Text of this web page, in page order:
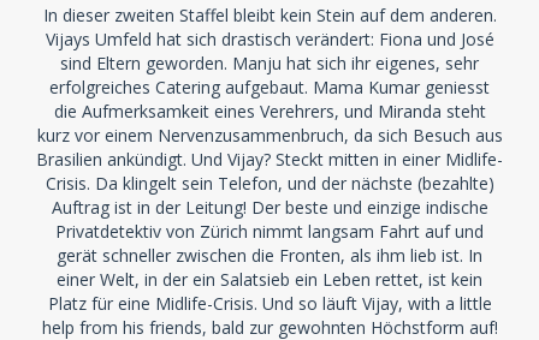
In dieser zweiten Staffel bleibt kein Stein auf dem anderen.
Vijays Umfeld hat sich drastisch verändert: Fiona und José
sind Eltern geworden. Manju hat sich ihr eigenes, sehr
erfolgreiches Catering aufgebaut. Mama Kumar geniesst
die Aufmerksamkeit eines Verehrers, und Miranda steht
kurz vor einem Nervenzusammenbruch, da sich Besuch aus
Brasilien ankündigt. Und Vijay? Steckt mitten in einer Midlife-
Crisis. Da klingelt sein Telefon, und der nächste (bezahlte)
Auftrag ist in der Leitung! Der beste und einzige indische
Privatdetektiv von Zürich nimmt langsam Fahrt auf und
gerät schneller zwischen die Fronten, als ihm lieb ist. In
einer Welt, in der ein Salatsieb ein Leben rettet, ist kein
Platz für eine Midlife-Crisis. Und so läuft Vijay, with a little
help from his friends, bald zur gewohnten Höchstform auf!